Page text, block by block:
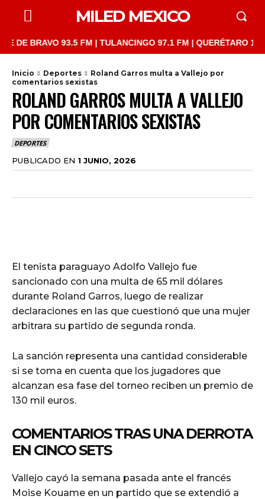
MILED MEXICO
93.5 FM | TULANCINGO 97.1 FM | QUERÉTARO 103.1
Inicio Deportes
Roland Garros multa a Vallejo por
comentarios sexistas
ROLAND GARROS MULTA A VALLEJO
POR COMENTARIOS SEXISTAS
DEPORTES
PUBLICADO EN 1 JUNIO, 2026
El tenista paraguayo Adolfo Vallejo fue
sancionado con una multa de 65 mil dólares
durante Roland Garros, luego de realizar
declaraciones en las que cuestionó que una mujer
arbitrara su partido de segunda ronda.
La sanción representa una cantidad considerable
si se toma en cuenta que los jugadores que
alcanzan esa fase del torneo reciben un premio de
130 mil euros.
COMENTARIOS TRAS UNA DERROTA
EN CINCO SETS
Vallejo cayó la semana pasada ante el francés
Moise Kouame en un partido que se extendió a